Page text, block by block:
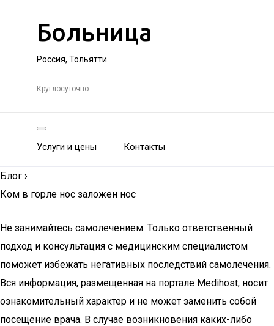
Больница
Россия, Тольятти
Круглосуточно
Услуги и цены Контакты
Блог ›
Ком в горле нос заложен нос
Не занимайтесь самолечением. Только ответственный
подход и консультация с медицинским специалистом
поможет избежать негативных последствий самолечения.
Вся информация, размещенная на портале Medihost, носит
ознакомительный характер и не может заменить собой
посещение врача. В случае возникновения каких-либо